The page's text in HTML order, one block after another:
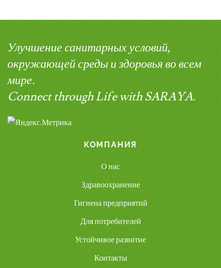
Улучшение санитарных условий,
окружающей среды и здоровья во всем
мире.
Connect through Life with SARAYA.
КОМПАНИЯ
О нас
Здравоохранение
Гигиена предприятий
Для потребителей
Устойчивое развитие
Контакты